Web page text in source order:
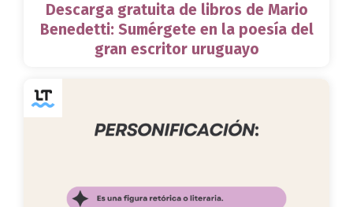
Descarga gratuita de libros de Mario
Benedetti: Sumérgete en la poesía del
gran escritor uruguayo